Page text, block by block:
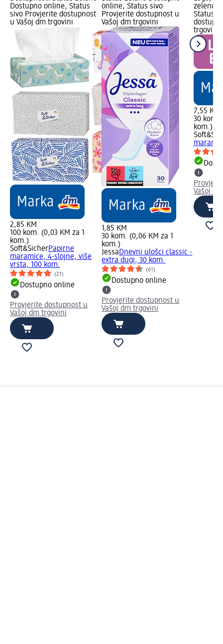
Dostupno online, Status
sivo Provjerite dostupnost
u Vašoj dm trgovini
2,85 KM
100 kom. (0,03 KM za 1
kom.)
Soft&SicherPapirne
maramice, 4-slojne, više
vrsta, 100 kom.
(21)
Dostupno online
Provjerite dostupnost u
Vašoj dm trgovini
online, Status sivo
Provjerite dostupnost u
Vašoj dm trgovini
1,85 KM
30 kom. (0,06 KM za 1
kom.)
JessaDnevni ulošci classic -
extra dugi, 30 kom.
(61)
Dostupno online
Provjerite dostupnost u
Vašoj dm trgovini
zeleno
Status
trgovini
7,55 KM
30 kom.
kom.)
Vašoj